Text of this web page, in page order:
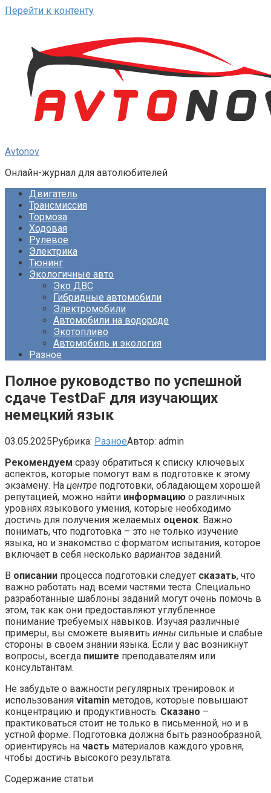
Перейти к контенту
Avtonov
Онлайн-журнал для автолюбителей
Двигатель
Трансмиссия
Тормоза
Ходовая
Рулевое
Электрика
Тюнинг
Экологичные авто
Эко ДВС
Гибридные автомобили
Электромобили
Автомобили на водороде
Экотопливо
Автомобиль и экология
Разное
Полное руководство по успешной
сдаче TestDaF для изучающих
немецкий язык
03.05.2025Рубрика: РазноеАвтор: admin
Рекомендуем сразу обратиться к списку ключевых
аспектов, которые помогут вам в подготовке к этому
экзамену. На центре подготовки, обладающем хорошей
репутацией, можно найти информацию о различных
уровнях языкового умения, которые необходимо
достичь для получения желаемых оценок. Важно
понимать, что подготовка – это не только изучение
языка, но и знакомство с форматом испытания, которое
включает в себя несколько вариантов заданий.
В описании процесса подготовки следует сказать, что
важно работать над всеми частями теста. Специально
разработанные шаблоны заданий могут очень помочь в
этом, так как они предоставляют углубленное
понимание требуемых навыков. Изучая различные
примеры, вы сможете выявить инны сильные и слабые
стороны в своем знании языка. Если у вас возникнут
вопросы, всегда пишите преподавателям или
консультантам.
Не забудьте о важности регулярных тренировок и
использования vitamin методов, которые повышают
концентрацию и продуктивность. Сказано –
практиковаться стоит не только в письменной, но и в
устной форме. Подготовка должна быть разнообразной,
ориентируясь на часть материалов каждого уровня,
чтобы достичь высокого результата.
Содержание статьи